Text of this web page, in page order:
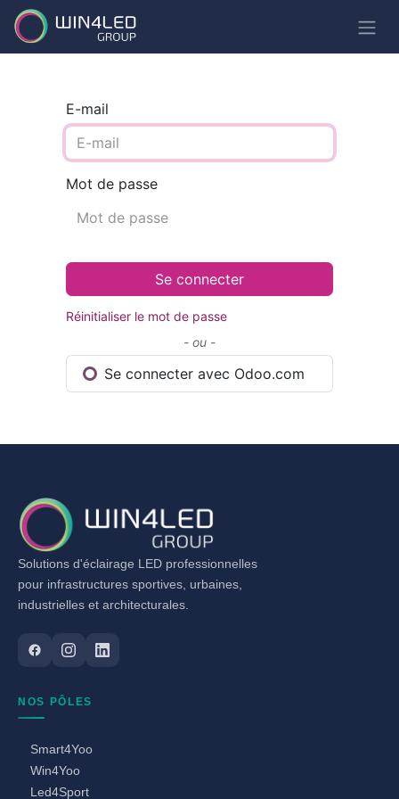
E-mail
Mot de passe
Se connecter
Réinitialiser le mot de passe
- ou -
Se connecter avec Odoo.com
Solutions d'éclairage LED professionnelles
pour infrastructures sportives, urbaines,
industrielles et architecturales.
NOS PÔLES
Smart4Yoo
Win4Yoo
Led4Sport